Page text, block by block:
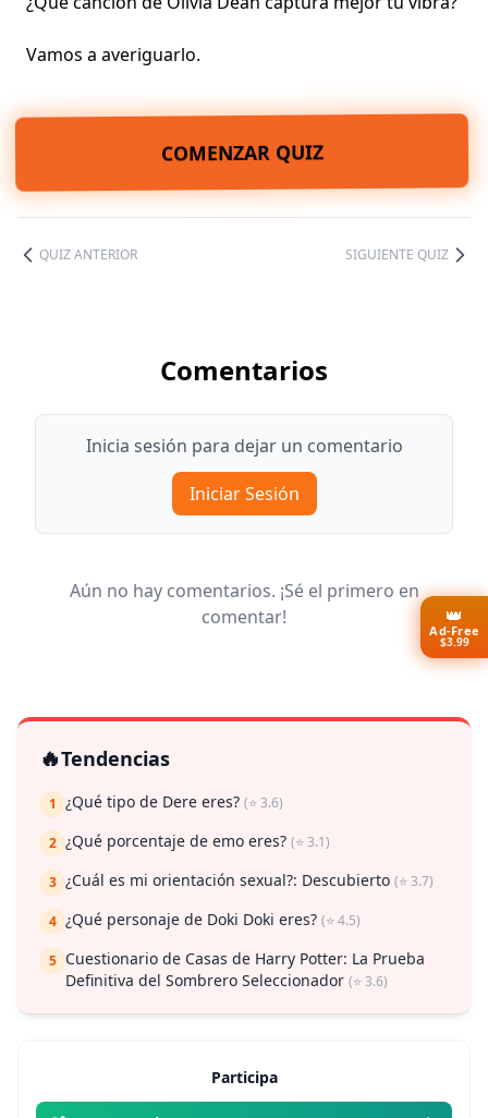
Vamos a averiguarlo.
COMENZAR QUIZ
QUIZ ANTERIOR SIGUIENTE QUIZ
Comentarios
Inicia sesión para dejar un comentario
Iniciar Sesión
Aún no hay comentarios. ¡Sé el primero en
comentar!
🔥Tendencias
1 ¿Qué tipo de Dere eres? (⭐ 3.6)
2 ¿Qué porcentaje de emo eres? (⭐ 3.1)
3 ¿Cuál es mi orientación sexual?: Descubierto (⭐ 3.7)
4 ¿Qué personaje de Doki Doki eres? (⭐ 4.5)
5 Cuestionario de Casas de Harry Potter: La Prueba
Definitiva del Sombrero Seleccionador (⭐ 3.6)
Participa
👑
Ad-Free
$3.99